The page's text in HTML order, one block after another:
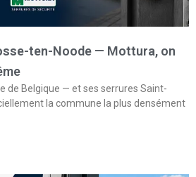
ten-Noode — Mottura, on
de Belgique — et ses serrures Saint-
la commune la plus densément